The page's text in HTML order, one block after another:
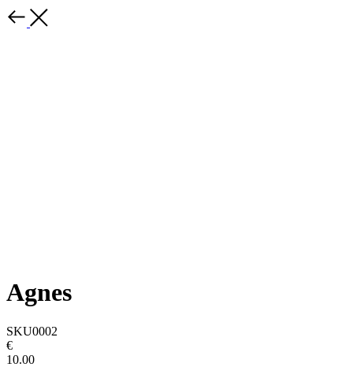
Agnes
SKU0002
€
10.00